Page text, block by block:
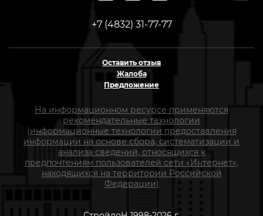
+7 (4832) 31-77-77
Оставить отзыв
Жалоба
Предложение
На информационном ресурсе применяются
рекомендательные технологии
(информационные технологии предоставления
информации на основе сбора, систематизации и
анализа сведений, относящихся к
предпочтениям пользователей сети «Интернет»,
находящихся на территории Российской
Федерации)